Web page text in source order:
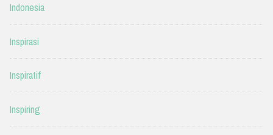
Indonesia
Inspirasi
Inspiratif
Inspiring